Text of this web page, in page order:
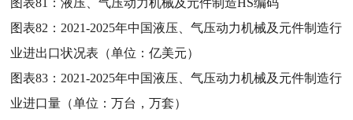
图表82： 2021-2025年中国液压、气压动力机械及元件制造行
业进出口状况表（单位：亿美元）
图表83： 2021-2025年中国液压、气压动力机械及元件制造行
业进口量（单位：万台，万套）